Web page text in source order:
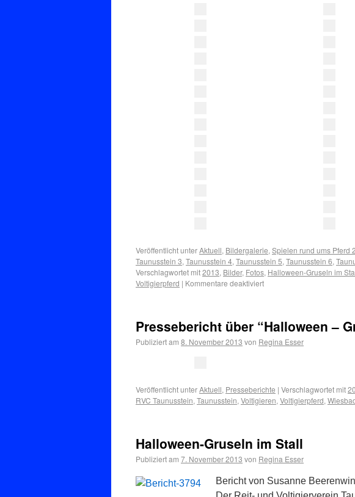
Veröffentlicht unterAktuell, Bildergalerie, Spielen rund ums Pferd 2
Taunusstein 3, Taunusstein 4, Taunusstein 5, Taunusstein 6,
Verschlagwortet mit2013, Bilder, Fotos, Halloween-Gruseln im
Voltigierpferd | Kommentare deaktiviert
Pressebericht über “Halloween –
Publiziert am 8. November 2013 von Regina Esser
Veröffentlicht unterAktuell, Presseberichte | Verschlagwortet mit
RVC Taunusstein, Taunusstein, Voltigieren, Voltigierpferd,
Halloween-Gruseln im Stall
Publiziert am 7. November 2013 von Regina Esser
Bericht von Susanne